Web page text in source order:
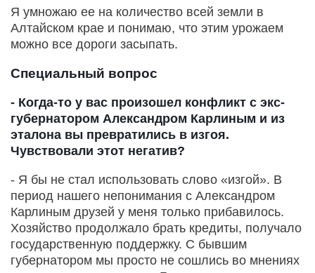
Я умножаю ее на количество всей земли в
Алтайском крае и понимаю, что этим урожаем
можно все дороги засыпать.
Специальный вопрос
- Когда-то у вас произошел конфликт с экс-
губернатором Александром Карлиным и из
эталона вы превратились в изгоя.
Чувствовали этот негатив?
- Я бы не стал использовать слово «изгой». В
период нашего непонимания с Александром
Карлиным друзей у меня только прибавилось.
Хозяйство продолжало брать кредиты, получало
государственную поддержку. С бывшим
губернатором мы просто не сошлись во мнениях